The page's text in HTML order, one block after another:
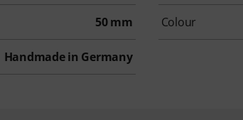
50 mm Colour
Handmade in Germany